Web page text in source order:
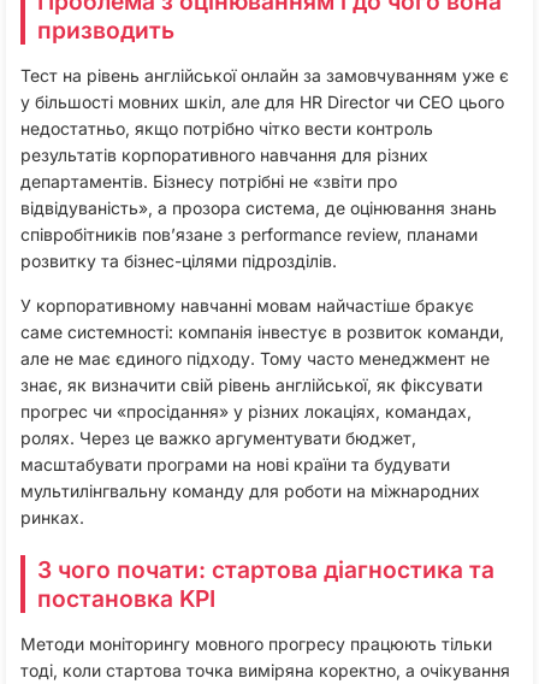
призводить
Тест на рівень англійської онлайн за замовчуванням уже є
у більшості мовних шкіл, але для HR Director чи CEO цього
недостатньо, якщо потрібно чітко вести контроль
результатів корпоративного навчання для різних
департаментів. Бізнесу потрібні не «звіти про
відвідуваність», а прозора система, де оцінювання знань
співробітників пов’язане з performance review, планами
розвитку та бізнес-цілями підрозділів.​
У корпоративному навчанні мовам найчастіше бракує
саме системності: компанія інвестує в розвиток команди,
але не має єдиного підходу. Тому часто менеджмент не
знає, як визначити свій рівень англійської, як фіксувати
прогрес чи «просідання» у різних локаціях, командах,
ролях. Через це важко аргументувати бюджет,
масштабувати програми на нові країни та будувати
мультилінгвальну команду для роботи на міжнародних
ринках.​
З чого почати: стартова діагностика та
постановка KPI
Методи моніторингу мовного прогресу працюють тільки
тоді, коли стартова точка виміряна коректно, а очікування